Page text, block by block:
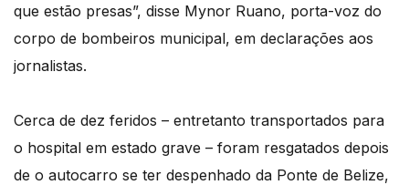
que estão presas”, disse Mynor Ruano, porta-voz do
corpo de bombeiros municipal, em declarações aos
jornalistas.
Cerca de dez feridos – entretanto transportados para
o hospital em estado grave – foram resgatados depois
de o autocarro se ter despenhado da Ponte de Belize,